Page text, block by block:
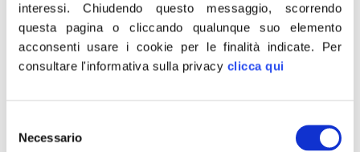
interessi.Chiudendo questo messaggio, scorrendo
questa pagina o cliccando qualunque suo elemento
acconsenti usare i cookie per le finalità indicate. Per
consultare l'informativa sulla privacy clicca qui
delNecessario
“Oggi Edenlandia muore per la terza volta: dopo il
fallimento e la chiusura, dopo la cassa integrazione,
oggi è arrivato il licenziamento di tutti i lavoratori dello
storico parco dei divertimenti napoletano. Comune di
l’incompetenza con la quale è stata […]